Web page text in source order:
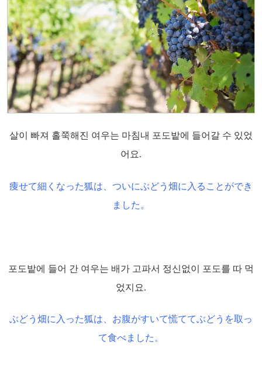
살이 빠져 홀쭉해진 여우는 마침내 포도밭에 들어갈 수 있었
어요.
痩せて細くなった狐は、ついにぶどう畑に入ることができ
ました。
포도밭에 들어 간 여우는 배가 고파서 정신없이 포도를 따 먹
었지요.
ぶどう畑に入った狐は、お腹がすいて慌ててぶどうを取っ
て食べました。